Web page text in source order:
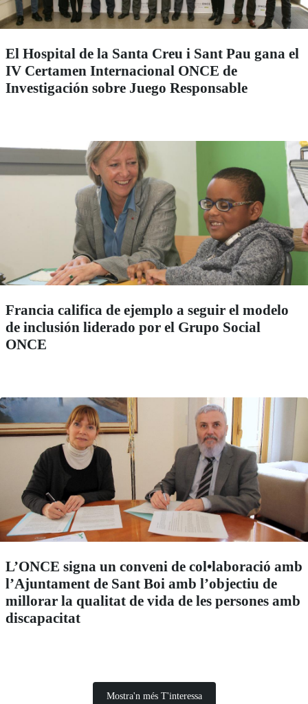
El Hospital de la Santa Creu i Sant Pau gana el
IV Certamen Internacional ONCE de
Investigación sobre Juego Responsable
Francia califica de ejemplo a seguir el modelo
de inclusión liderado por el Grupo Social
ONCE
L’ONCE signa un conveni de col•laboració amb
l’Ajuntament de Sant Boi amb l’objectiu de
millorar la qualitat de vida de les persones amb
discapacitat
Mostra'n més T'interessa